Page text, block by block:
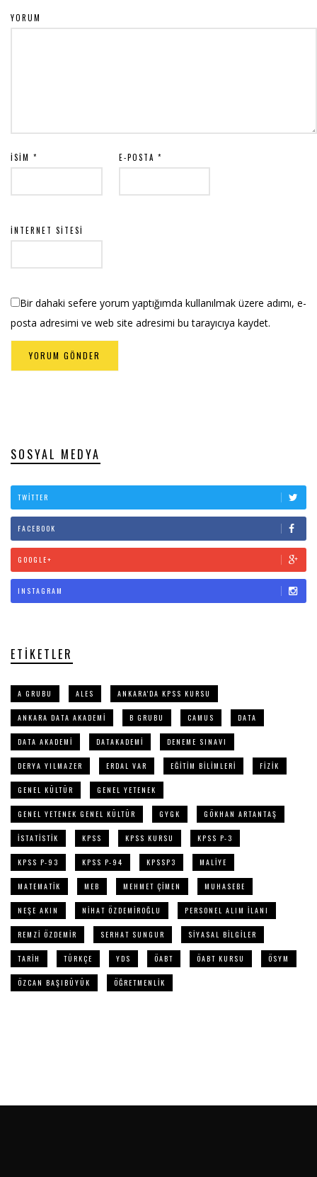
YORUM
İSIM * E-POSTA *
İNTERNET SITESI
Bir dahaki sefere yorum yaptığımda kullanılmak üzere adımı, e-
posta adresimi ve web site adresimi bu tarayıcıya kaydet.
SOSYAL MEDYA
TWITTER
FACEBOOK
GOOGLE+
INSTAGRAM
ETIKETLER
A GRUBU ALES ANKARA'DA KPSS KURSU
ANKARA DATA AKADEMI B GRUBU CAMUS DATA
DATA AKADEMI DATAKADEMI DENEME SINAVI
DERYA YILMAZER ERDAL VAR EĞITIM BILIMLERI FIZIK
GENEL KÜLTÜR GENEL YETENEK
GENEL YETENEK GENEL KÜLTÜR GYGK GÖKHAN ARTANTAŞ
ISTATISTIK KPSS KPSS KURSU KPSS P-3
KPSS P-93 KPSS P-94 KPSSP3 MALIYE
MATEMATIK MEB MEHMET ÇIMEN MUHASEBE
NEŞE AKIN NIHAT ÖZDEMIROĞLU PERSONEL ALIM ILANI
REMZI ÖZDEMIR SERHAT SUNGUR SIYASAL BILGILER
TARIH TÜRKÇE YDS ÖABT ÖABT KURSU ÖSYM
ÖZCAN BAŞIBÜYÜK ÖĞRETMENLIK